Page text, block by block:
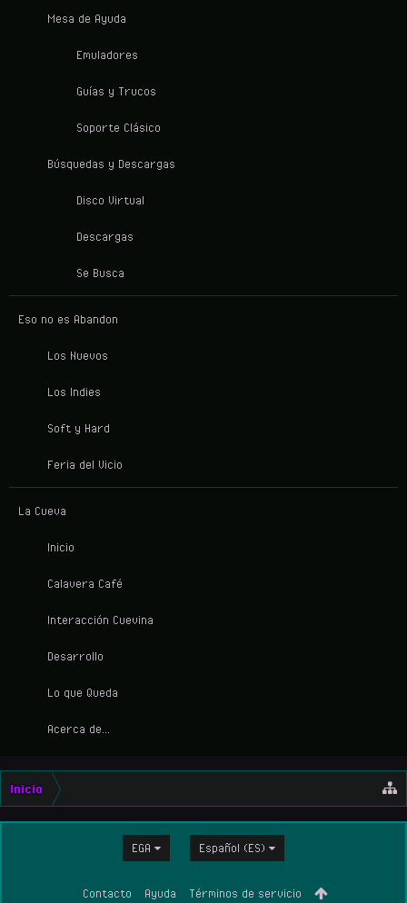
Mesa de Ayuda
Emuladores
Guías y Trucos
Soporte Clásico
Búsquedas y Descargas
Disco Virtual
Descargas
Se Busca
Eso no es Abandon
Los Nuevos
Los Indies
Soft y Hard
Feria del Vicio
La Cueva
Inicio
Calavera Café
Interacción Cuevina
Desarrollo
Lo que Queda
Acerca de...
Inicio
EGA Español (ES)
Contacto Ayuda Términos de servicio